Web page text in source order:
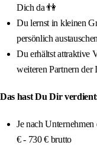
Dich da 👫
Du lernst in kleinen
persönlich
Du erhältst attraktive
weiteren Partnern der
Das hast Du Dir
Je nach
€ - 730 € brutto